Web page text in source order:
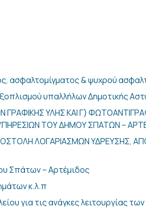
ασφαλτομίγματος & ψυχρού
υπαλλήλων Δημοτικής
ΥΛΗΣ ΚΑΙ Γ)
ΤΟΥ ΔΗΜΟΥ ΣΠΑΤΩΝ –
ΛΟΓΑΡΙΑΣΜΩΝ ΥΔΡΕΥΣΗΣ,
Σπάτων – Αρτέμιδος
κ.λ.π
για τις ανάγκες λειτουργίας